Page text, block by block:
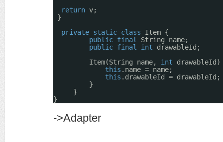
return v;
}
private static class
Item {
public final
String name;
public final int
drawableId;
Item(String name, int
this .name = name;
this .drawableId = drawableId;
}
}
}
->Adapter